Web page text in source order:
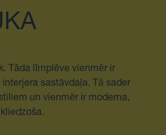
Tāda līmplēve vienmēr ir
sastāvdaļa. Tā sader
un vienmēr ir moderna,